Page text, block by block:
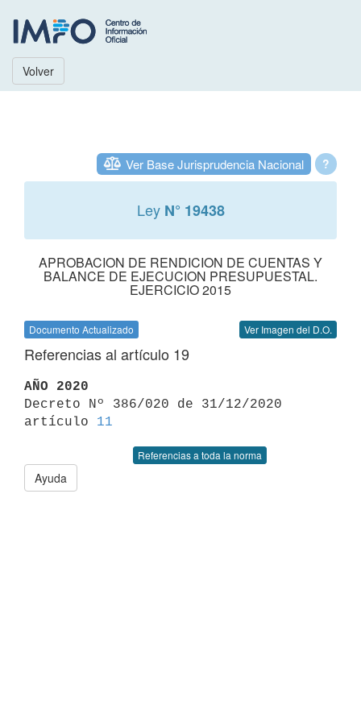
Volver
?
Ver Base Jurisprudencia Nacional
Ley N° 19438
APROBACION DE RENDICION DE CUENTAS Y
BALANCE DE EJECUCION PRESUPUESTAL.
EJERCICIO 2015
Documento Actualizado Ver Imagen del D.O.
Referencias al artículo 19
AÑO 2020
Decreto Nº 386/020 de 31/12/2020
artículo 11
Referencias a toda la norma
Ayuda